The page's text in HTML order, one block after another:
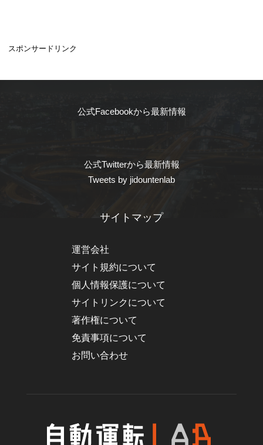
スポンサードリンク
公式Facebookから最新情報
公式Twitterから最新情報
Tweets by jidountenlab
サイトマップ
運営会社
サイト規約について
個人情報保護について
サイトリンクについて
著作権について
免責事項について
お問い合わせ